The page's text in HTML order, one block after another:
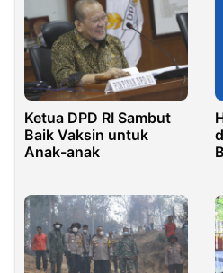
Ketua DPD RI Sambut
Baik Vaksin untuk
Anak-anak